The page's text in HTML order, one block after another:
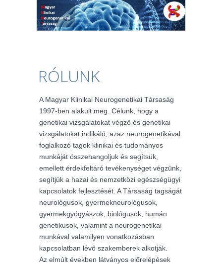
RÓLUNK
A Magyar Klinikai Neurogenetikai Társaság
1997-ben alakult meg. Célunk, hogy a
genetikai vizsgálatokat végző és genetikai
vizsgálatokat indikáló, azaz neurogenetikával
foglalkozó tagok klinikai és tudományos
munkáját összehangoljuk és segítsük,
emellett érdekfeltáró tevékenységet végzünk,
segítjük a hazai és nemzetközi egészségügyi
kapcsolatok fejlesztését. A Társaság tagságát
neurológusok, gyermekneurológusok,
gyermekgyógyászok, biológusok, humán
genetikusok, valamint a neurogenetikai
munkával valamilyen vonatkozásban
kapcsolatban lévő szakemberek alkotják.
Az elmúlt években látványos előrelépések